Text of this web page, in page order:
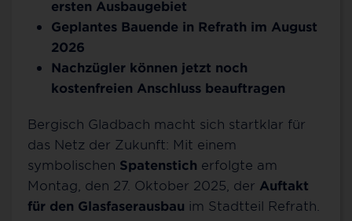
ersten Ausbaugebiet
Geplantes Bauende in Refrath im August
2026
Nachzügler können jetzt noch
kostenfreien Anschluss beauftragen
Bergisch Gladbach macht sich startklar für
das Netz der Zukunft: Mit einem
symbolischen Spatenstich erfolgte am
Montag, den 27. Oktober 2025, der Auftakt
für den Glasfaserausbau im Stadtteil Refrath.